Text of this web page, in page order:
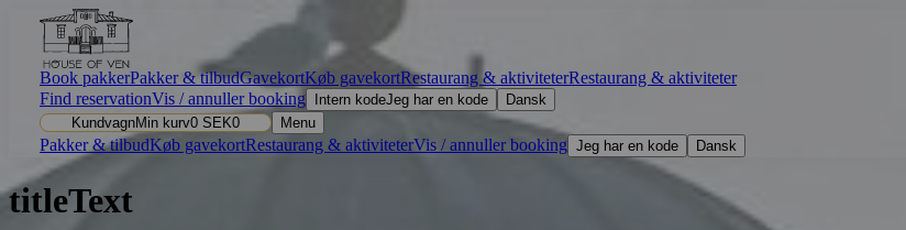
Book pakkerPakker & tilbudGavekortKøb gavekortRestaurang & aktiviteterRestaurang & aktiviteter
Find reservationVis / annuller booking Intern kodeJeg har en kode
Dansk
KundvagnMin kurv0 SEK0 Menu
Pakker & tilbudKøb gavekortRestaurang & aktiviteterVis / annuller booking Jeg har en kode Dansk
titleText